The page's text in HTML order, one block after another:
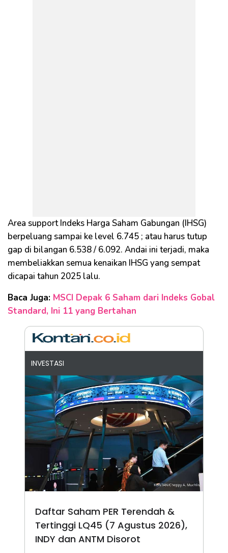
Area support Indeks Harga Saham Gabungan (IHSG)
berpeluang sampai ke level 6.745 ; atau harus tutup
gap di bilangan 6.538 / 6.092. Andai ini terjadi, maka
membeliakkan semua kenaikan IHSG yang sempat
dicapai tahun 2025 lalu.
Baca Juga: MSCI Depak 6 Saham dari Indeks Gobal
Standard, Ini 11 yang Bertahan
INVESTASI
Daftar Saham PER Terendah &
Tertinggi LQ45 (7 Agustus 2026),
INDY dan ANTM Disorot